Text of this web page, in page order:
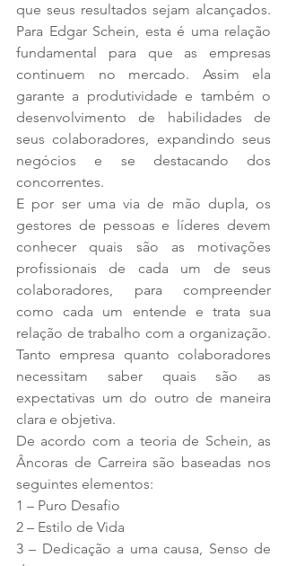
que seus resultados sejam alcançados.
Para Edgar Schein, esta é uma relação
fundamental para que as empresas
continuem no mercado. Assim ela
garante a produtividade e também o
desenvolvimento de habilidades de
seus colaboradores, expandindo seus
negócios e se destacando dos
concorrentes.
E por ser uma via de mão dupla, os
gestores de pessoas e líderes devem
conhecer quais são as motivações
profissionais de cada um de seus
colaboradores, para compreender
como cada um entende e trata sua
relação de trabalho com a organização.
Tanto empresa quanto colaboradores
necessitam saber quais são as
expectativas um do outro de maneira
clara e objetiva.
De acordo com a teoria de Schein, as
Âncoras de Carreira são baseadas nos
seguintes elementos:
1 – Puro Desafio
2 – Estilo de Vida
3 – Dedicação a uma causa, Senso de